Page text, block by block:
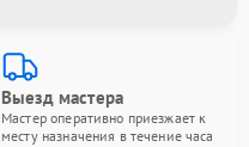
Выезд мастера
Мастер оперативно приезжает к
месту назначения в течение часа